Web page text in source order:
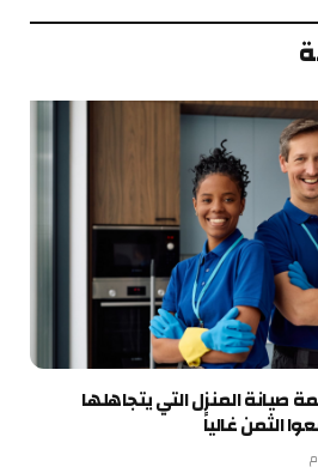
صيانة المنزل التي يتجاهلها
الثمن غالياً